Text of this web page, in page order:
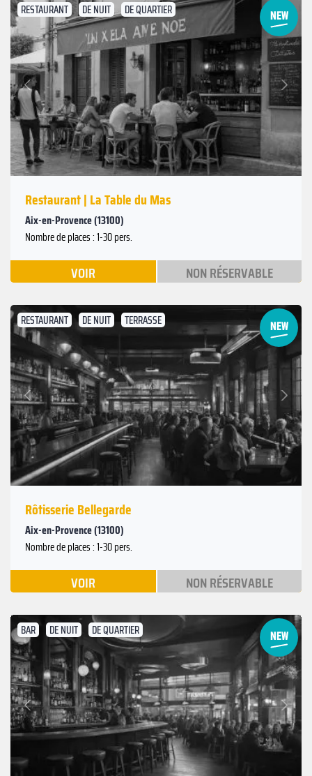
RESTAURANT DE NUIT DE QUARTIER
Précédent
Suivant
Restaurant | La Table du Mas
Aix-en-Provence (13100)
Nombre de places : 1-30 pers.
VOIR NON RÉSERVABLE
RESTAURANT DE NUIT TERRASSE
Précédent
Suivant
Rôtisserie Bellegarde
Aix-en-Provence (13100)
Nombre de places : 1-30 pers.
VOIR NON RÉSERVABLE
BAR DE NUIT DE QUARTIER
Précédent
Suivant